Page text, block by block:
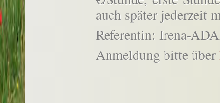
auch später jederzeit
Referentin: Irena-
Anmeldung bitte über